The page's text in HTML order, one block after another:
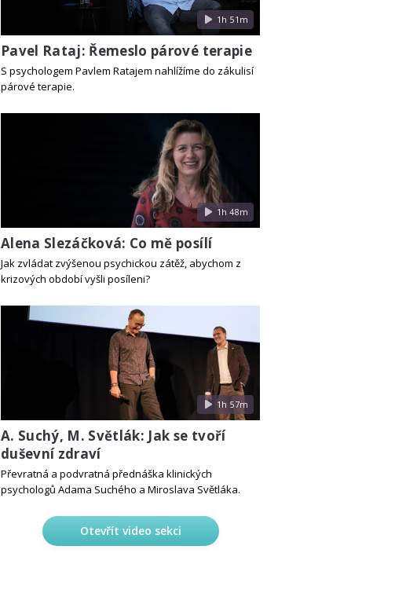
1h 51m
Pavel Rataj: Řemeslo párové terapie
S psychologem Pavlem Ratajem nahlížíme do zákulisí
párové terapie.
1h 48m
Alena Slezáčková: Co mě posílí
Jak zvládat zvýšenou psychickou zátěž, abychom z
krizových období vyšli posíleni?
1h 57m
A. Suchý, M. Světlák: Jak se tvoří
duševní zdraví
Převratná a podvratná přednáška klinických
psychologů Adama Suchého a Miroslava Světláka.
Otevřít video sekci